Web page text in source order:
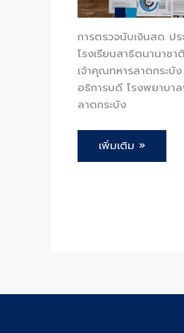
การตรวจนับเงินสด ป
โรงเรียนสาธิตนานาช
เจ้าคุณทหารลาดกระบั
อธิการบดี โรงพยาบา
ลาดกระบัง
เพิ่มเติม »